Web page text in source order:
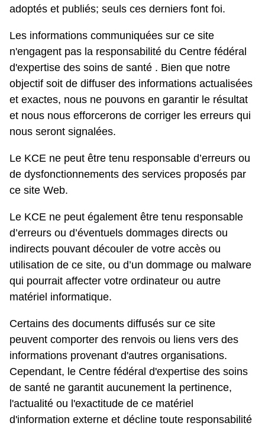
adoptés et publiés; seuls ces derniers font foi.
Les informations communiquées sur ce site
n'engagent pas la responsabilité du Centre fédéral
d'expertise des soins de santé . Bien que notre
objectif soit de diffuser des informations actualisées
et exactes, nous ne pouvons en garantir le résultat
et nous nous efforcerons de corriger les erreurs qui
nous seront signalées.
Le KCE ne peut être tenu responsable d’erreurs ou
de dysfonctionnements des services proposés par
ce site Web.
Le KCE ne peut également être tenu responsable
d’erreurs ou d’éventuels dommages directs ou
indirects pouvant découler de votre accès ou
utilisation de ce site, ou d’un dommage ou malware
qui pourrait affecter votre ordinateur ou autre
matériel informatique.
Certains des documents diffusés sur ce site
peuvent comporter des renvois ou liens vers des
informations provenant d'autres organisations.
Cependant, le Centre fédéral d'expertise des soins
de santé ne garantit aucunement la pertinence,
l'actualité ou l'exactitude de ce matériel
d'information externe et décline toute responsabilité